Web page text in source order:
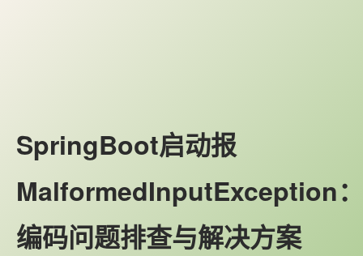
SpringBoot启动报
MalformedInputException：
编码问题排查与解决方案